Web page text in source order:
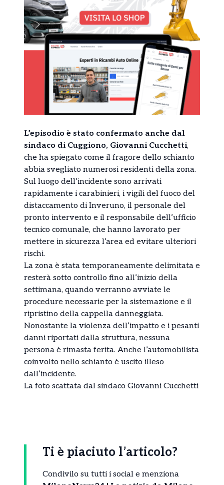
L’episodio è stato confermato anche dal
sindaco di Cuggiono, Giovanni Cucchetti,
che ha spiegato come il fragore dello schianto
abbia svegliato numerosi residenti della zona.
Sul luogo dell’incidente sono arrivati
rapidamente i carabinieri, i vigili del fuoco del
distaccamento di Inveruno, il personale del
pronto intervento e il responsabile dell’ufficio
tecnico comunale, che hanno lavorato per
mettere in sicurezza l’area ed evitare ulteriori
rischi.
La zona è stata temporaneamente delimitata e
resterà sotto controllo fino all’inizio della
settimana, quando verranno avviate le
procedure necessarie per la sistemazione e il
ripristino della cappella danneggiata.
Nonostante la violenza dell’impatto e i pesanti
danni riportati dalla struttura, nessuna
persona è rimasta ferita. Anche l’automobilista
coinvolto nello schianto è uscito illeso
dall’incidente.
La foto scattata dal sindaco Giovanni Cucchetti
Ti è piaciuto l’articolo?
Condivilo su tutti i social e menziona